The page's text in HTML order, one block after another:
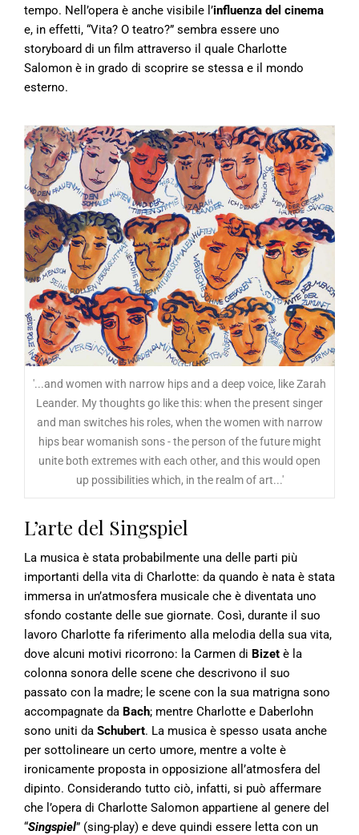
tempo. Nell’opera è anche visibile l’influenza del cinema
e, in effetti, “Vita? O teatro?” sembra essere uno
storyboard di un film attraverso il quale Charlotte
Salomon è in grado di scoprire se stessa e il mondo
esterno.
'...and women with narrow hips and a deep voice, like Zarah
Leander. My thoughts go like this: when the present singer
and man switches his roles, when the women with narrow
hips bear womanish sons - the person of the future might
unite both extremes with each other, and this would open
up possibilities which, in the realm of art...'
L’arte del Singspiel
La musica è stata probabilmente una delle parti più
importanti della vita di Charlotte: da quando è nata è stata
immersa in un’atmosfera musicale che è diventata uno
sfondo costante delle sue giornate. Così, durante il suo
lavoro Charlotte fa riferimento alla melodia della sua vita,
dove alcuni motivi ricorrono: la Carmen di Bizet è la
colonna sonora delle scene che descrivono il suo
passato con la madre; le scene con la sua matrigna sono
accompagnate da Bach; mentre Charlotte e Daberlohn
sono uniti da Schubert. La musica è spesso usata anche
per sottolineare un certo umore, mentre a volte è
ironicamente proposta in opposizione all’atmosfera del
dipinto. Considerando tutto ciò, infatti, si può affermare
che l’opera di Charlotte Salomon appartiene al genere del
“Singspiel” (sing-play) e deve quindi essere letta con un